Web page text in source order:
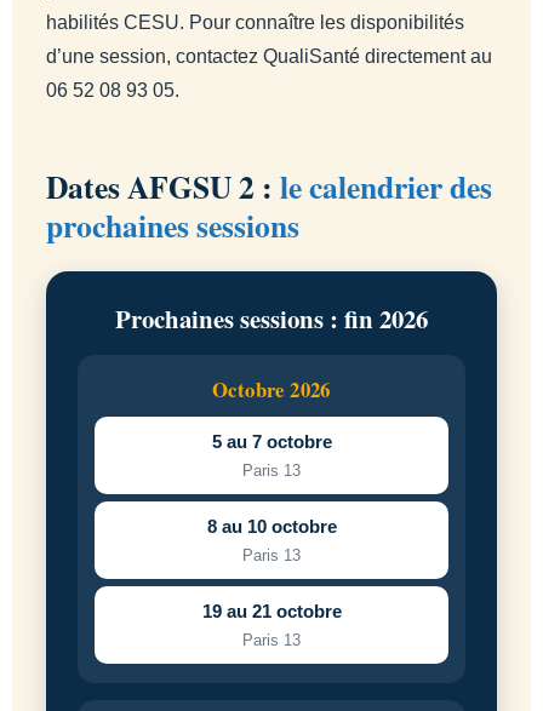
habilités CESU. Pour connaître les disponibilités
d’une session, contactez QualiSanté directement au
06 52 08 93 05.
Dates AFGSU 2 : le calendrier des
prochaines sessions
Prochaines sessions : fin 2026
Octobre 2026
5 au 7 octobre
Paris 13
8 au 10 octobre
Paris 13
19 au 21 octobre
Paris 13